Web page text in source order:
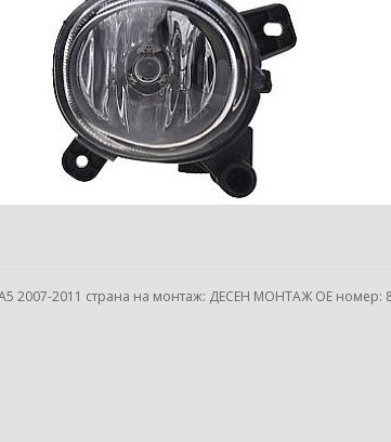
2007-2011 страна на монтаж: ДЕСЕН МОНТАЖ ОЕ номер: